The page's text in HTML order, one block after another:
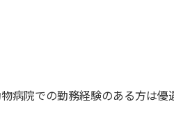
病院での勤務経験のある方は優